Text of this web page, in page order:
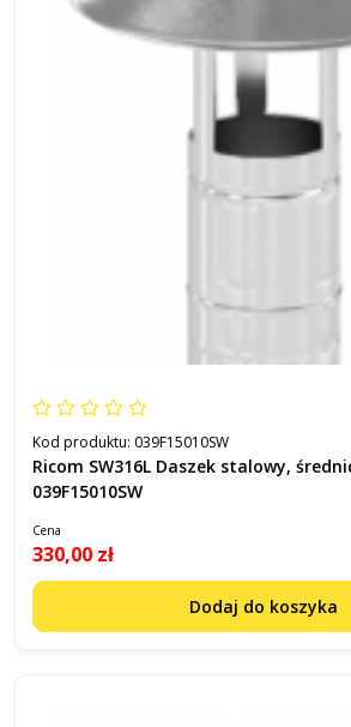
Kod produktu: 039F15010SW
Ricom SW316L Daszek stalowy,
039F15010SW
Cena
330,00 zł
Dodaj do koszyka